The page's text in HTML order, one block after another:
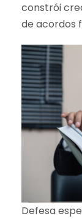
constrói
de acordos
Defesa